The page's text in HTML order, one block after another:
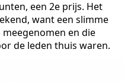
een 2e prijs. Het
want een slimme
en die
de leden thuis waren.